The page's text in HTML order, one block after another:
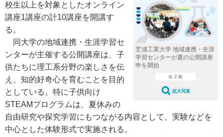
芝浦工業大学 地域連携・生涯
学習センターが夏の公開講座
申を開始
全 2 枚
拡大写真
校生以上を対象としたオンライン
講座1講座の計10講座を開講す
る。
同大学の地域連携・生涯学習セ
ンターが主催する公開講座は、子
供たちに理工系分野の楽しさを伝
え、知的好奇心を育むことを目的
としている。特に子供向け
STEAMプログラムは、夏休みの
自由研究や探究学習にもつながる内容として、実験などを
中心とした体験形式で実施される。